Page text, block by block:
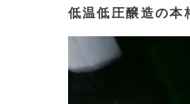
低温低圧醸造の本